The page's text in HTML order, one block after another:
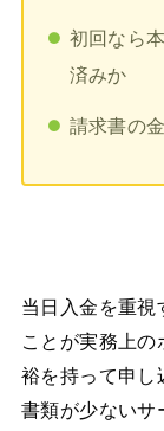
初回なら
済みか
請求書の
当日入金を重視
ことが実務上
裕を持って申し
書類が少ないサ